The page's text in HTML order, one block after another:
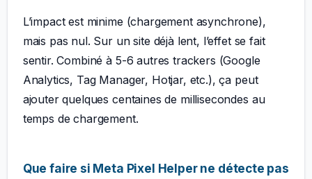
L’impact est minime (chargement asynchrone),
mais pas nul. Sur un site déjà lent, l’effet se fait
sentir. Combiné à 5-6 autres trackers (Google
Analytics, Tag Manager, Hotjar, etc.), ça peut
ajouter quelques centaines de millisecondes au
temps de chargement.
Que faire si Meta Pixel Helper ne détecte pas